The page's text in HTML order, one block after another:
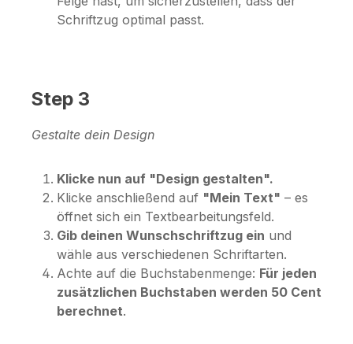
Schriftzug optimal passt.
Step 3
Gestalte dein Design
Klicke nun auf "Design gestalten".
Klicke anschließend auf "Mein Text" – es
öffnet sich ein Textbearbeitungsfeld.
Gib deinen Wunschschriftzug ein und
wähle aus verschiedenen Schriftarten.
Achte auf die Buchstabenmenge: Für jeden
zusätzlichen Buchstaben werden 50 Cent
berechnet.